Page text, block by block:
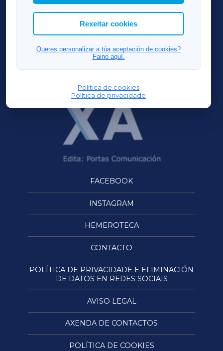
cookies que desexas permitir.
Rexeitar cookies
Queres personalizar a túa aceptación de cookies?
Faino aquí.
Política de cookies
Política de privacidade
ACORUÑAXA
FERROLXA
OURENSEXA
FACEBOOK
INSTAGRAM
HEMEROTECA
CONTACTO
POLÍTICA DE PRIVACIDADE E ELIMINACIÓN
DE DATOS EN REDES SOCIAIS
AVISO LEGAL
AXENDA DE CONTACTOS
POLÍTICA DE COOKIES